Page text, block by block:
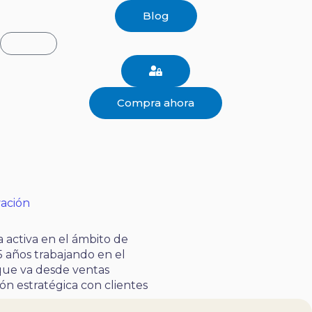
Blog
Carrito
Compra ahora
activa en el ámbito de
trabajando en el
va desde ventas
estratégica con clientes